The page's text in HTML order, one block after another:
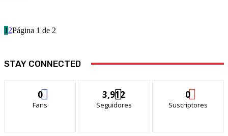
1 2Página 1 de 2
STAY CONNECTED
0
Fans
3,912
Seguidores
0
Suscriptores